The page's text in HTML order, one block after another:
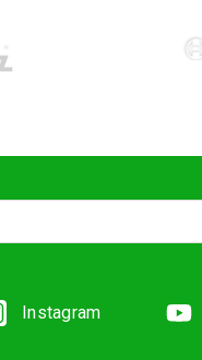
Instagram